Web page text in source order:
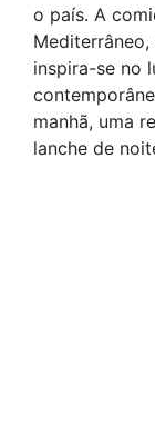
o país. A
inspira-se no
manhã, uma
lanche de